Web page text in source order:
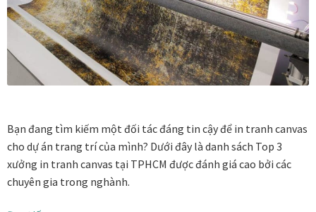
Bạn đang tìm kiếm một đối tác đáng tin cậy để in tranh canvas
cho dự án trang trí của mình? Dưới đây là danh sách Top 3
xưởng in tranh canvas tại TPHCM được đánh giá cao bởi các
chuyên gia trong nghành.